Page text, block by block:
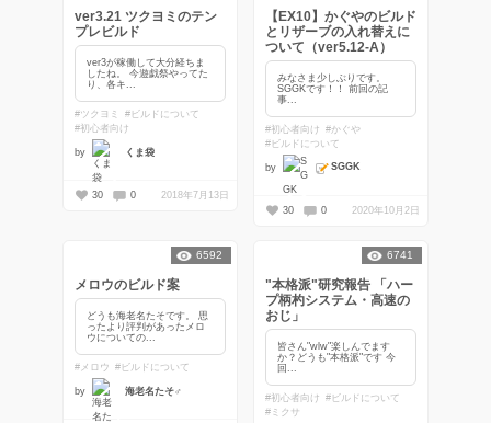
ver3.21 ツクヨミのテン
プレビルド
ver3が稼働して大分経ちま
したね。 今遊戯祭やってた
り、各キ...
#ツクヨミ
#ビルドについて
#初心者向け
by くま袋
30 0 2018年7月13日
【EX10】かぐやのビルド
とリザーブの入れ替えに
ついて（ver5.12-A）
みなさま少しぶりです。
SGGKです！！ 前回の記
事...
#初心者向け #かぐや
#ビルドについて
by SGGK
30 0 2020年10月2日
メロウのビルド案
どうも海老名たそです。 思
ったより評判があったメロ
ウについての...
#メロウ #ビルドについて
by 海老名たそ♂
6592
"本格派"研究報告 「ハー
プ柄杓システム・高速の
おじ」
皆さん"wlw"楽しんでます
か？どうも"本格派"です 今
回...
#初心者向け #ビルドについて
#ミクサ
6741